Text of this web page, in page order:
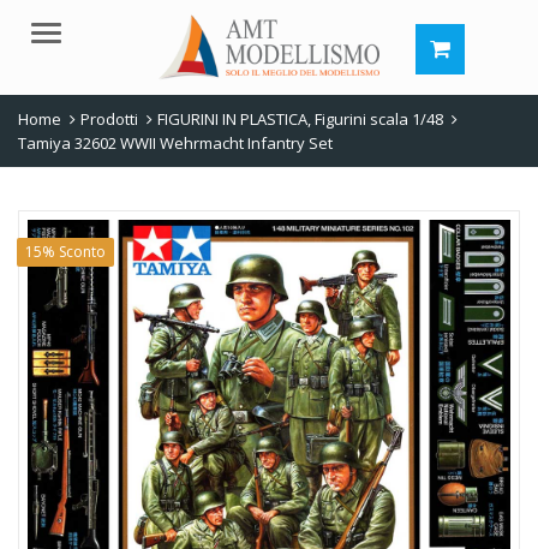
Menu
Home Prodotti FIGURINI IN PLASTICA,Figurini scala 1/48
Tamiya 32602 WWII Wehrmacht Infantry Set
15% Sconto